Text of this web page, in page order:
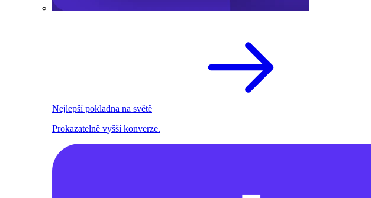
Nejlepší pokladna na světě
Prokazatelně vyšší konverze.